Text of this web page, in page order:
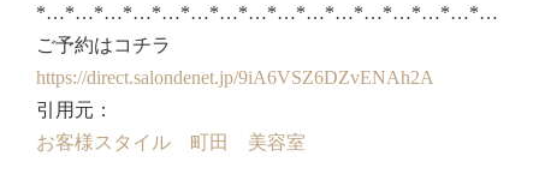
*…*…*…*…*…*…*…*…*…*…*…*…*…*…*…*…
ご予約はコチラ
https://direct.salondenet.jp/9iA6VSZ6DZvENAh2A
引用元：
お客様スタイル 町田 美容室